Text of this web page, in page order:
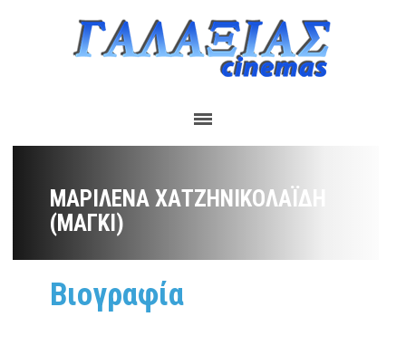
ΜΑΡΙΛΈΝΑ ΧΑΤΖΗΝΙΚΟΛΑΪ́ΔΗ
(ΜΆΓΚΙ)
Βιογραφία